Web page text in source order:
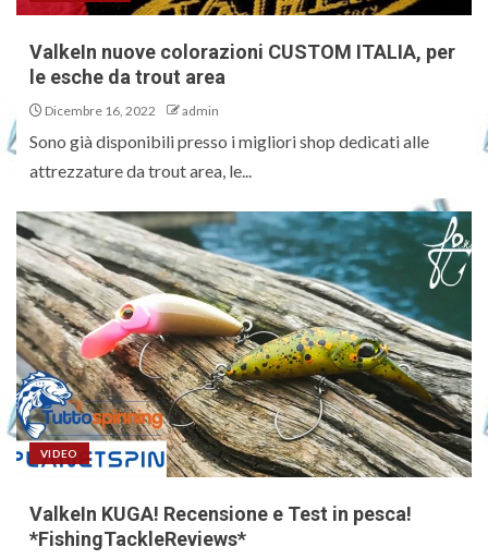
ValkeIn nuove colorazioni CUSTOM ITALIA, per
le esche da trout area
Dicembre 16, 2022 admin
Sono già disponibili presso i migliori shop dedicati alle
attrezzature da trout area, le...
VIDEO
ValkeIn KUGA! Recensione e Test in pesca!
*FishingTackleReviews*